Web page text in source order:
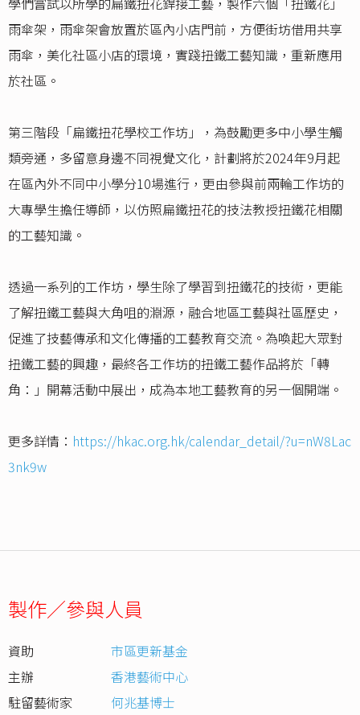
雨傘架，雨傘架會放置於區內小店門前，方便街坊借用共享
雨傘，美化社區小店的環境，實踐扭鐵工藝知識，重新應用
於社區。
第三階段「扁鐵扭花學校工作坊」，為鼓勵更多中小學生觸
類旁通，多留意身邊不同視覺文化，計劃將於2024年9月起
在區內外不同中小學分10場進行，更由參與前兩輪工作坊的
大專學生擔任導師，以仿照扁鐵扭花的技法教授扭鐵花相關
的工藝知識。
透過一系列的工作坊，學生除了學習到扭鐵花的技術，更能
了解扭鐵工藝與大角咀的淵源，融合地區工藝與社區歷史，
促進了技藝傳承和文化傳播的工藝教育交流。為喚起大眾對
扭鐵工藝的興趣，最終各工作坊的扭鐵工藝作品將於「轉
角：」開幕活動中展出，成為本地工藝教育的另一個開端。
更多詳情： https://hkac.org.hk/calendar_detail/?u=nW8Lac
3nk9w
製作／參與人員
資助
市區更新基金
主辦
香港藝術中心
駐留藝術家
何兆基博士